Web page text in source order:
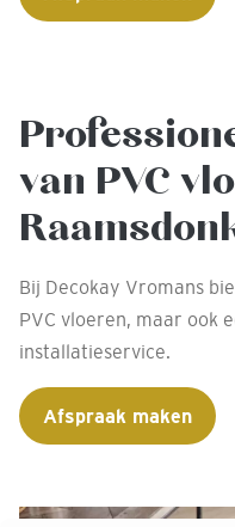
van PVC
Bij Decokay Vromans
PVC vloeren, maar ook
installatieservice.
Afspraak maken